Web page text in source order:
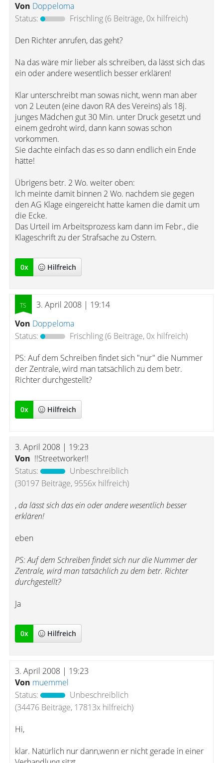
Von Doppeloma
Status:
Frischling(6 Beiträge, 0x hilfreich)
Den Richter anrufen, das geht?
Na das wäre mir lieber als schreiben, da lässt sich das
ein oder andere wesentlich besser erklären!
Klar unterschreibt man sowas nicht, wenn man aber
von 2 Leuten (eine davon RA des Vereins) als 18j.
junges Mädchen gut 30 Min. unter Druck gesetzt und
einem gedroht wird, dann kann sowas schon
vorkommen.
Sie dachte einfach das es so dann endlich ein Ende
hätte!
Übrigens betr. 2 Wo. weiter oben:
Ich meinte damit binnen 2 Wo. nachdem sie gegen
den AG Klage eingereicht hatte kamen die damit um
die Ecke.
Das Urteil im Arbeitsprozess kam dann im Febr., die
Klageschrift zu der Strafsache zu Ostern.
0x Hilfreich
3. April 2008 | 19:14
Von Doppeloma
Status:
Frischling(6 Beiträge, 0x hilfreich)
PS: Auf dem Schreiben findet sich "nur" die Nummer
der Zentrale, wird man tatsächlich zu dem betr.
Richter durchgestellt?
0x Hilfreich
3. April 2008 | 19:23
Von !!Streetworker!!
Status:
Unbeschreiblich
(30197 Beiträge, 9556x hilfreich)
,da lässt sich das ein oder andere wesentlich besser
erklären!
eben
PS: Auf dem Schreiben findet sich nur die Nummer der
Zentrale, wird man tatsächlich zu dem betr. Richter
durchgestellt?
Ja
0x Hilfreich
3. April 2008 | 19:23
Von muemmel
Status:
Unbeschreiblich
(34476 Beiträge, 17813x hilfreich)
Hi,
klar. Natürlich nur dann,wenn er nicht gerade in einer